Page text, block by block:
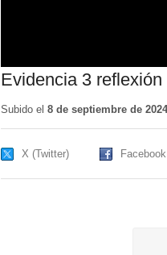
Evidencia 3
Subido el 8 de septiembre de 2024
X (Twitter) Facebook